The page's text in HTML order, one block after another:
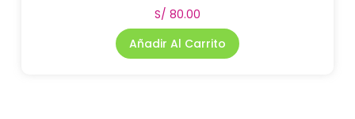
S/ 80.00
Añadir Al Carrito